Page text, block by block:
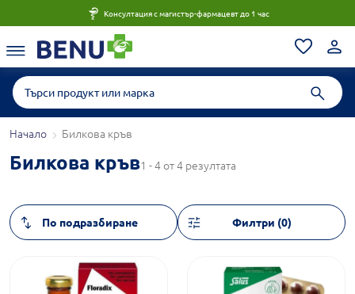
Консултация с магистър-фармацевт до 1 час
Начало Билкова кръв
Билкова кръв1 - 4 от 4 резултата
Филтри (0)